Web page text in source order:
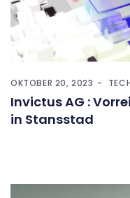
OKTOBER 20, 2023
Invictus AG :
in Stansstad